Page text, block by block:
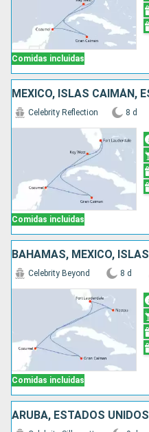
Comidas incluidas
Comidas incluidas
Celebrity Reflection 8 d
Comidas incluidas
Celebrity Beyond 8 d
ARUBA, ESTADOS UNIDOS